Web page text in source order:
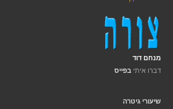
מנחם דוד
דברו איתי בפייס
שיעורי גיטרה